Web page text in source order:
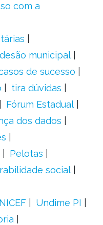
com a
municipal
de sucesso
tira dúvidas
Fórum Estadual
dos dados
Pelotas
social
Undime PI